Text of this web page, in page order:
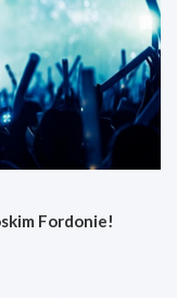
Fordonie!